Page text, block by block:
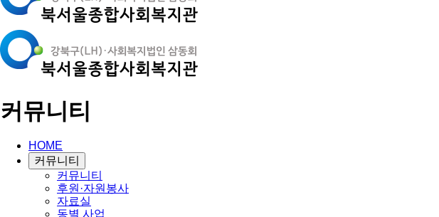
커뮤니티
HOME
커뮤니티
커뮤니티
후원·자원봉사
자료실
동별 사업